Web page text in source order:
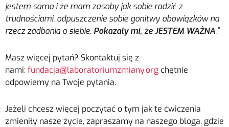
jestem sama i że mam zasoby jak sobie radzić z
trudnościami, odpuszczenie sobie gonitwy obowiązków na
rzecz zadbania o siebie. Pokazały mi, że JESTEM WAŻNA.”
Masz więcej pytań? Skontaktuj się z
nami:fundacja@laboratoriumzmiany.org chętnie
odpowiemy na Twoje pytania.
Jeżeli chcesz więcej poczytać o tym jak te ćwiczenia
zmieniły nasze życie, zapraszamy na naszego bloga, gdzie